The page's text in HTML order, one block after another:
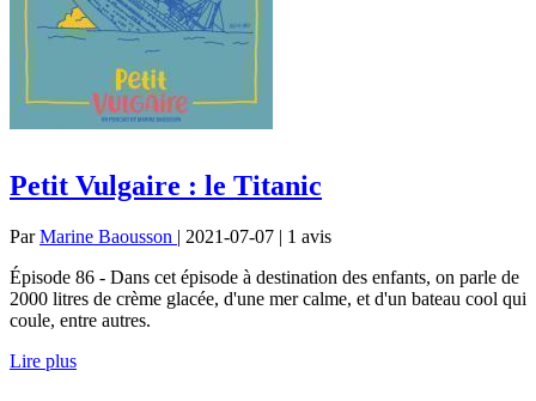
Petit Vulgaire : le Titanic
ParMarine Baousson | 2021-07-07 | 1 avis
Épisode 86 - Dans cet épisode à destination des enfants, on parle de
2000 litres de crème glacée, d'une mer calme, et d'un bateau cool qui
coule, entre autres.
Lire plus